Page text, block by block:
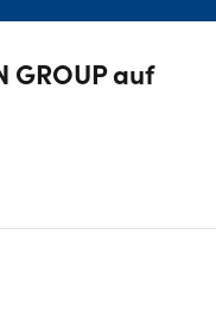
GROUP auf